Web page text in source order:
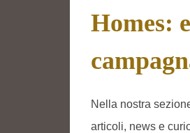
Homes:
Nella nostra
articoli, news e